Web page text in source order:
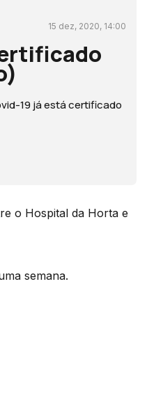
15 dez, 2020, 14:00
19 já está certificado
o Hospital da Horta e
semana.